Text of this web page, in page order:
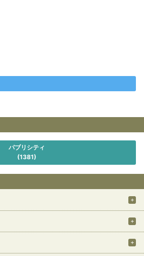
パブリシティ
(1381)